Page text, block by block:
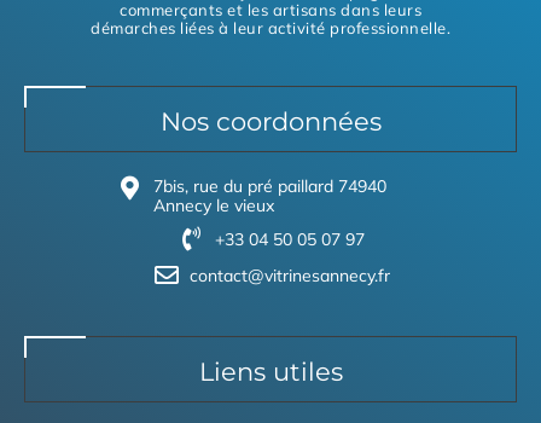
commerçants et les artisans dans leurs
démarches liées à leur activité professionnelle.
Nos coordonnées
7bis, rue du pré paillard 74940
Annecy le vieux
+33 04 50 05 07 97
contact@vitrinesannecy.fr
Liens utiles